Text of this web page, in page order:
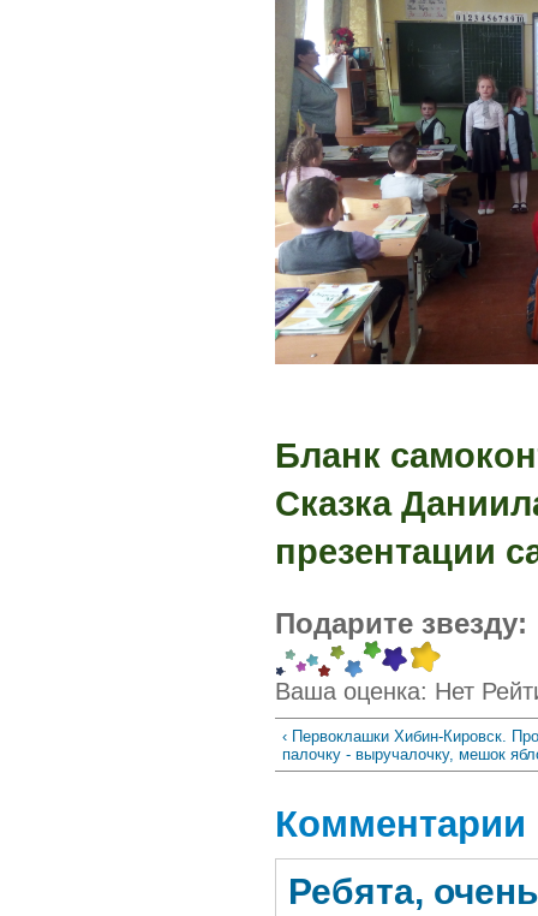
Бланк
Сказка
презентации
Подарите звезду:
Ваша оценка: Нет
‹ Первоклашки Хибин-Кировск.
палочку - выручалочку, мешок
Комментарии
Ребята,